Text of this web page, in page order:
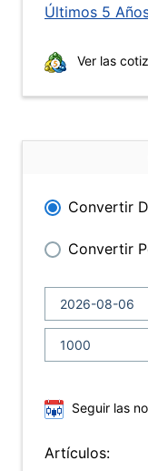
Últimos 5
Ver las
Convertir
Convertir
Seguir las
Artículos: